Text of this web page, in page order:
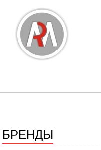
БРЕНДЫ